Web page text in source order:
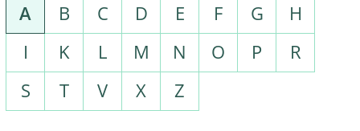
A B C D E F G
H
I
K L M N O P
R
S
T V X Z